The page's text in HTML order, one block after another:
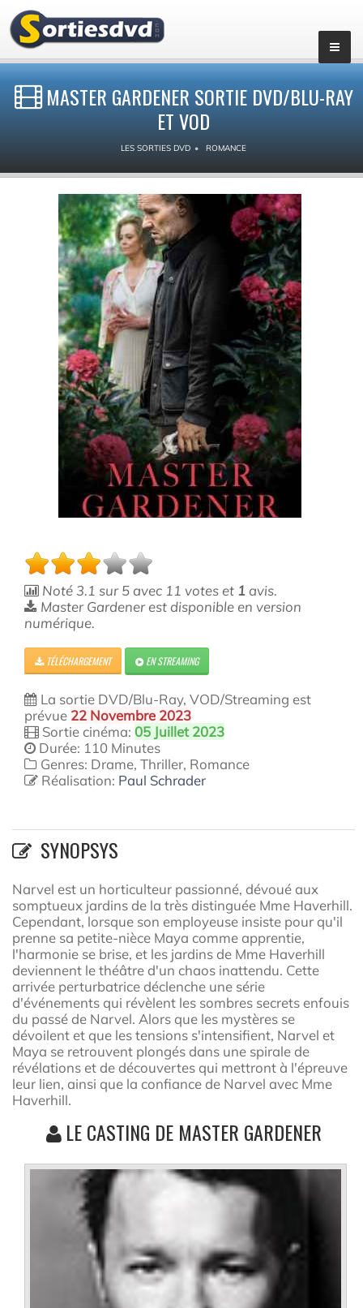
MASTER GARDENER SORTIE DVD/BLU-RAY
ET VOD
LES SORTIES DVD ROMANCE
Noté 3.1 sur5 avec 11 votes et 1 avis.
Master Gardener est disponible en version
numérique.
TÉLÉCHARGEMENT EN STREAMING
La sortie DVD/Blu-Ray, VOD/Streaming est
prévue 22 Novembre 2023
Sortie cinéma: 05 Juillet 2023
Durée: 110 Minutes
Genres: Drame, Thriller, Romance
Réalisation: Paul Schrader
SYNOPSYS
Narvel est un horticulteur passionné, dévoué aux
somptueux jardins de la très distinguée Mme Haverhill.
Cependant, lorsque son employeuse insiste pour qu'il
prenne sa petite-nièce Maya comme apprentie,
l'harmonie se brise, et les jardins de Mme Haverhill
deviennent le théâtre d'un chaos inattendu. Cette
arrivée perturbatrice déclenche une série
d'événements qui révèlent les sombres secrets enfouis
du passé de Narvel. Alors que les mystères se
dévoilent et que les tensions s'intensifient, Narvel et
Maya se retrouvent plongés dans une spirale de
révélations et de découvertes qui mettront à l'épreuve
leur lien, ainsi que la confiance de Narvel avec Mme
Haverhill.
LE CASTING DE MASTER GARDENER